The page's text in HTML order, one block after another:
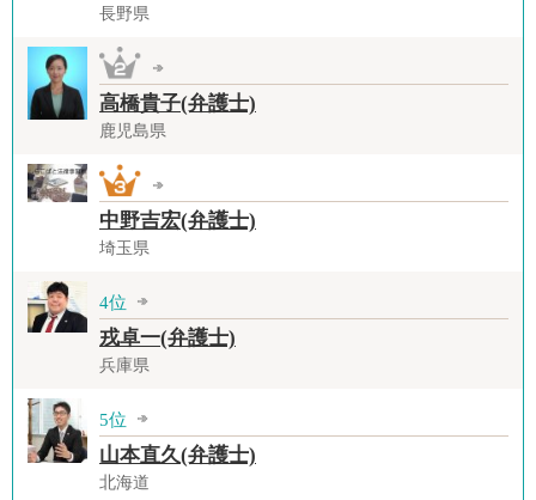
長野県
高橋貴子(弁護士)
鹿児島県
中野吉宏(弁護士)
埼玉県
4位
戎卓一(弁護士)
兵庫県
5位
山本直久(弁護士)
北海道